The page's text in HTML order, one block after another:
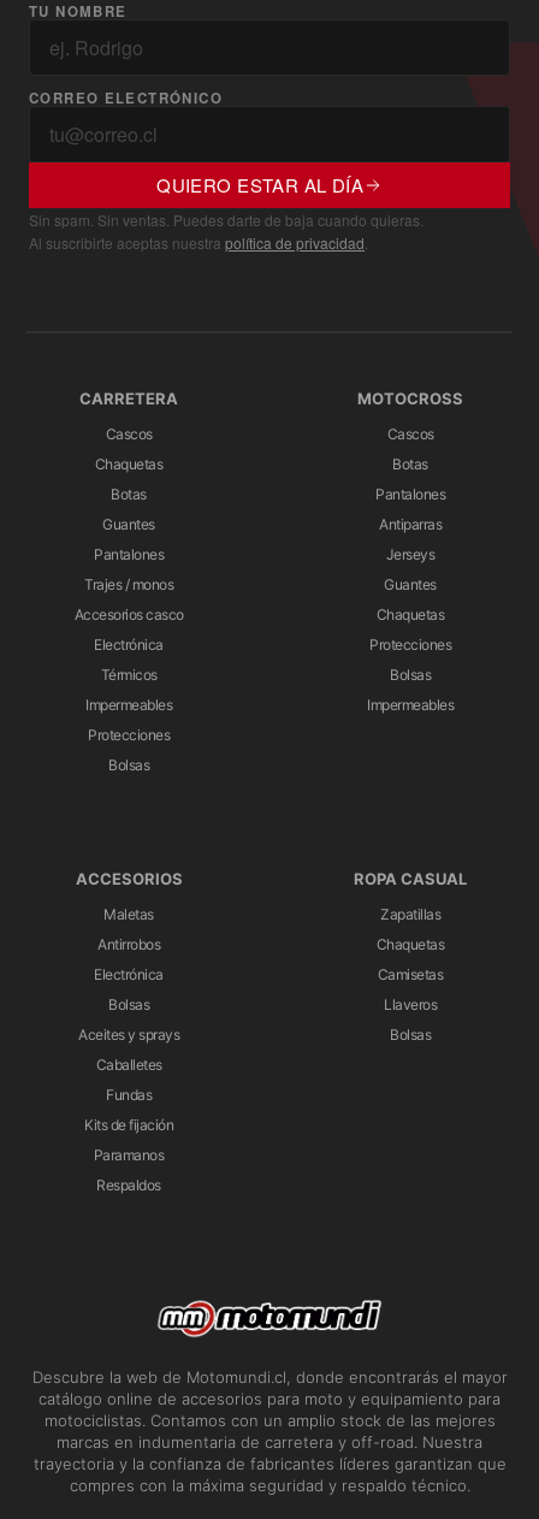
TU NOMBRE
CORREO ELECTRÓNICO
QUIERO ESTAR AL DÍA
Sin spam. Sin ventas. Puedes darte de baja cuando quieras.
Al suscribirte aceptas nuestra política de privacidad.
CARRETERA
Cascos
Chaquetas
Botas
Guantes
Pantalones
Trajes / monos
Accesorios casco
Electrónica
Térmicos
Impermeables
Protecciones
Bolsas
MOTOCROSS
Cascos
Botas
Pantalones
Antiparras
Jerseys
Guantes
Chaquetas
Protecciones
Bolsas
Impermeables
ACCESORIOS
Maletas
Antirrobos
Electrónica
Bolsas
Aceites y sprays
Caballetes
Fundas
Kits de fijación
Paramanos
Respaldos
ROPA CASUAL
Zapatillas
Chaquetas
Camisetas
Llaveros
Bolsas
Descubre la web de Motomundi.cl, donde encontrarás el mayor
catálogo online de accesorios para moto y equipamiento para
motociclistas. Contamos con un amplio stock de las mejores
marcas en indumentaria de carretera y off-road. Nuestra
trayectoria y la confianza de fabricantes líderes garantizan que
compres con la máxima seguridad y respaldo técnico.